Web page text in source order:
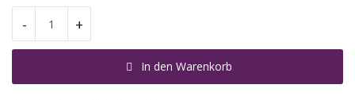
Anmeldung
- +
In den Warenkorb